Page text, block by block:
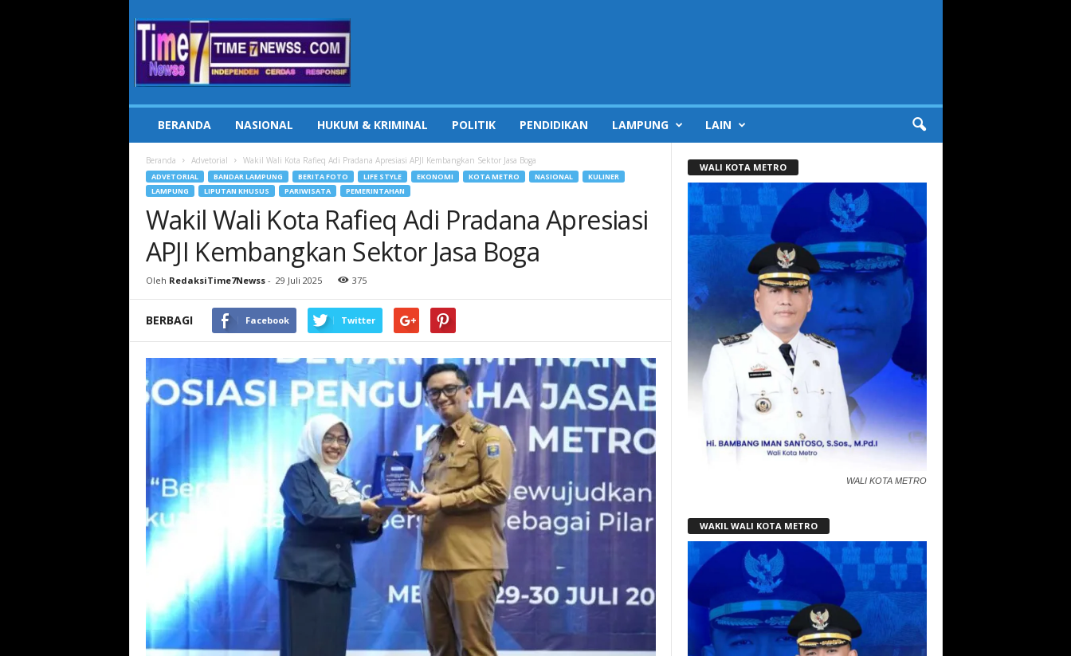
BERANDA NASIONAL HUKUM & KRIMINAL POLITIK PENDIDIKAN LAMPUNG LAIN
Beranda Advetorial Wakil Wali Kota Rafieq Adi Pradana Apresiasi APJI Kembangkan Sektor Jasa Boga
ADVETORIAL BANDAR LAMPUNG BERITA FOTO LIFE STYLE EKONOMI KOTA METRO NASIONAL
KULINER
LAMPUNG
LIPUTAN KHUSUS PARIWISATA PEMERINTAHAN
Wakil Wali Kota Rafieq Adi Pradana Apresiasi
APJI Kembangkan Sektor Jasa Boga
Oleh RedaksiTime7Newss- 29 Juli 2025 375
BERBAGI Facebook Twitter
WALI KOTA METRO
WALI KOTA METRO
WAKIL WALI KOTA METRO